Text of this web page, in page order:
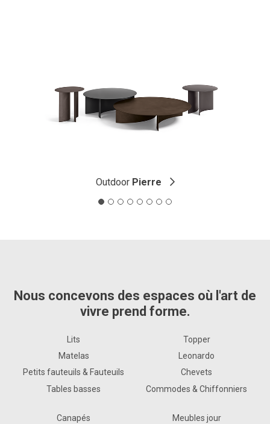
Outdoor Pierre
Nous concevons des espaces où l'art de
vivre prend forme.
Lits
Matelas
Petits fauteuils & Fauteuils
Tables basses
Topper
Leonardo
Chevets
Commodes & Chiffonniers
Canapés
Meubles jour